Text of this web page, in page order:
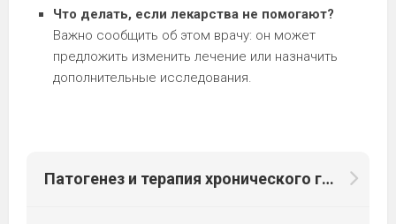
Что делать, если лекарства не помогают?
Важно сообщить об этом врачу: он может
предложить изменить лечение или назначить
дополнительные исследования.
Патогенез и терапия хронического гастрита